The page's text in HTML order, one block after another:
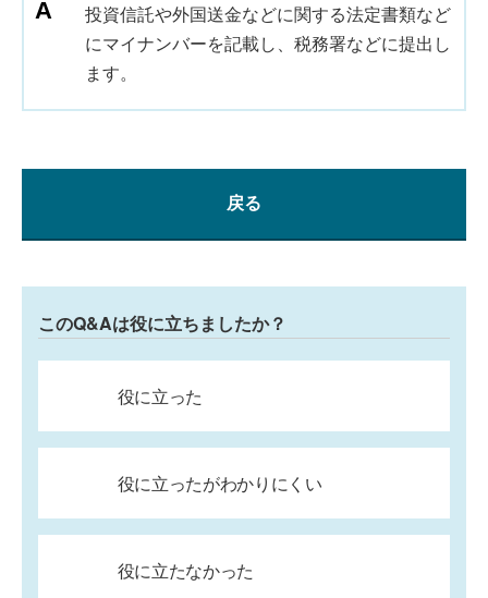
投資信託や外国送金などに関する法定書類など
にマイナンバーを記載し、税務署などに提出し
ます。
戻る
このQ&Aは役に立ちましたか？
役に立った
役に立ったがわかりにくい
役に立たなかった